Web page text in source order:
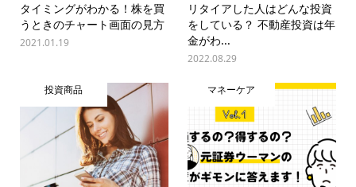
タイミングがわかる！株を買
うときのチャート画面の見方
2021.01.19
リタイアした人はどんな投資
をしている？ 不動産投資は年
金がわ...
2022.08.29
投資商品 マネーケア